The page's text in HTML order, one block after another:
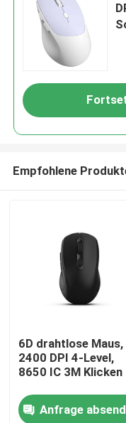
Empfohlene
6D drahtlose Maus,
2400 DPI 4-Level,
8650 IC 3M Klicken
Anfrage